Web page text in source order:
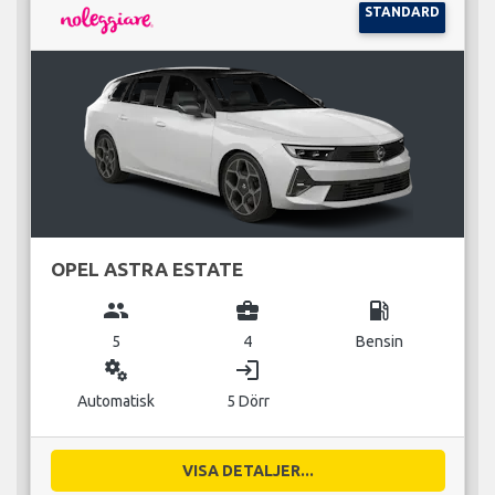
STANDARD
OPEL ASTRA ESTATE
group
5
business_center
4
local_gas_station
Bensin
miscellaneous_services
Automatisk
login
5 Dörr
VISA DETALJER...